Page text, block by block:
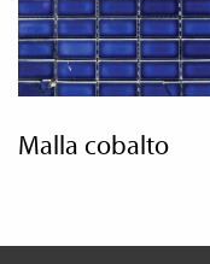
malla cobalto